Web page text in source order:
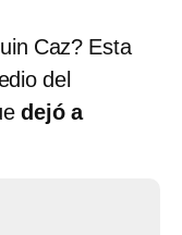
Caz? Esta
del
dejó a